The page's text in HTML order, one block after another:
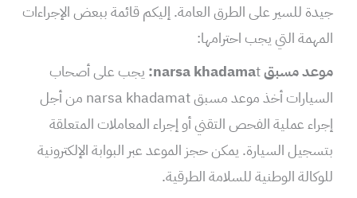
جيدة للسير على الطرق العامة. إليكم قائمة ببعض الإجراءات
المهمة التي يجب احترامها:
موعد مسبق narsa khadamat
: يجب على أصحاب
السيارات أخذ موعد مسبق narsa khadamat من أجل
إجراء عملية الفحص التقني أو إجراء المعاملات المتعلقة
بتسجيل السيارة. يمكن حجز الموعد عبر البوابة الإلكترونية
للوكالة الوطنية للسلامة الطرقية.